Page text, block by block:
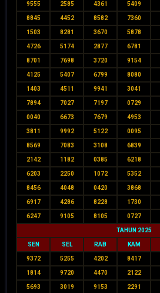
9555 2585 4361 5409
8845 4452 8582 7360
1503 8281 3670 5878
4726 5174 2877 6781
8701 7698 3720 9154
4125 5407 6799 8080
1403 4511 9941 3041
7894 7027 7197 0729
0040 6673 7679 4953
3811 9992 5122 0095
8569 7083 3108 6839
2142 1182 0385 6218
6203 2250 1072 5352
8456 4048 0420 3868
6917 4286 8228 1730
6247 9105 8105 0727
TAHUN 2025
SEN SEL RAB KAM
9372 5255 4202 8417
1814 9720 4470 2122
5693 3019 9153 2291